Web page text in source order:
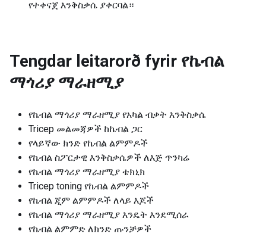
የተቀናጀ እንቅስቃሴ ያቀርባል።
Tengdar leitarorð fyrir የኬብል
ማጎሪያ ማራዘሚያ
የኬብል ማጎሪያ ማራዘሚያ የአካል ብቃት እንቅስቃሴ
Tricep መልመጃዎች ከኬብል ጋር
የላይኛው ክንድ የኬብል ልምምዶች
የኬብል ስፖርታዊ እንቅስቃሴዎች ለእጅ ጥንካሬ
የኬብል ማጎሪያ ማራዘሚያ ቴክኒክ
Tricep toning የኬብል ልምምዶች
የኬብል ጂም ልምምዶች ለላይ እጆች
የኬብል ማጎሪያ ማራዘሚያ እንዴት እንደሚሰራ
የኬብል ልምምድ ለክንድ ጡንቻዎች